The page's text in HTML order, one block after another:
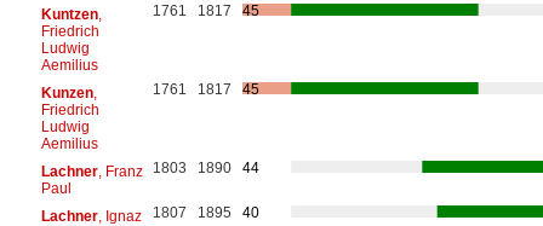
Kuntzen,
Friedrich
Ludwig
Aemilius
1761 1817 45
Kunzen,
Friedrich
Ludwig
Aemilius
1761 1817 45
Lachner, Franz
Paul
1803 1890 44
Lachner, Ignaz 1807 1895
40